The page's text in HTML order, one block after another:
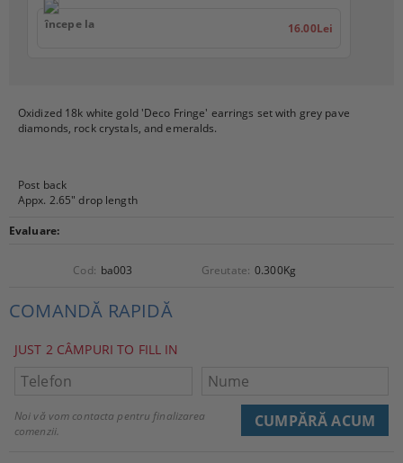
Oxidized 18k white gold 'Deco Fringe' earrings set with grey pave
diamonds, rock crystals, and emeralds.
Post back
Appx. 2.65" drop length
Evaluare:
Cod: ba003 Greutate: 0.300Kg
COMANDĂ RAPIDĂ
JUST 2 CÂMPURI TO FILL IN
Noi vă vom contacta pentru finalizarea
comenzii.
începe la 16.00Lei